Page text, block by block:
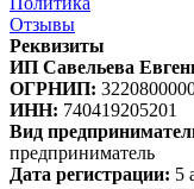
Отзывы
Реквизиты
ИП Савельева
ОГРНИП:
ИНН: 740419205201
Вид
предприниматель
Дата регистрации: 5